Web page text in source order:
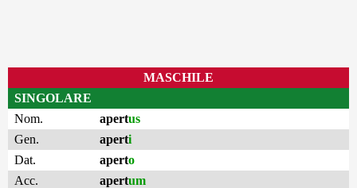
MASCHILE
SINGOLARE
Nom.
apertus
Gen.
aperti
Dat.
aperto
Acc.
apertum